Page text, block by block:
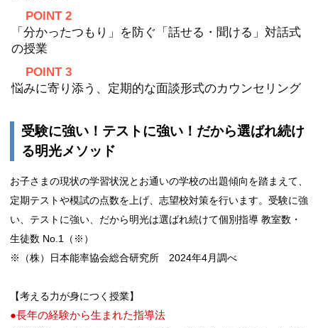
POINT 2
「分かったつもり」を防ぐ「話せる・聞ける」対話式
の授業
POINT 3
悩みに寄り添う、定期的な面談形式のカウンセリング
受験に強い！テストに強い！だから選ばれ続け
る明光メソッド
お子さまの現状の学習状況とお通いの学校の出題傾向を踏まえて、
定期テストや模試の点数を上げ、志望校対策を行います。受験に強
い、テストに強い、だから明光は選ばれ続けて個別指導 教室数・
生徒数 No.1（※）
※（株）日本能率協会総合研究所 2024年4月調べ
【考える力が身につく授業】
●長年の経験から生まれた指導法